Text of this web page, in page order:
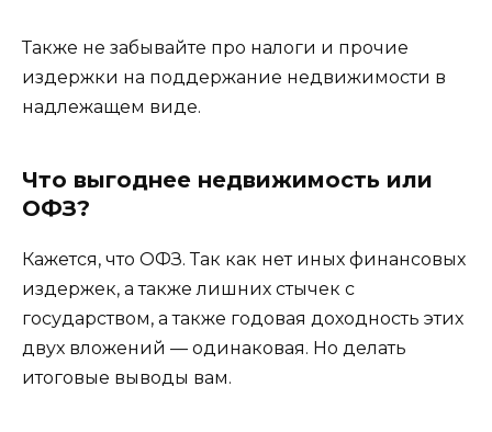
Также не забывайте про налоги и прочие
издержки на поддержание недвижимости в
надлежащем виде.
Что выгоднее недвижимость или
ОФЗ?
Кажется, что ОФЗ. Так как нет иных финансовых
издержек, а также лишних стычек с
государством, а также годовая доходность этих
двух вложений — одинаковая. Но делать
итоговые выводы вам.